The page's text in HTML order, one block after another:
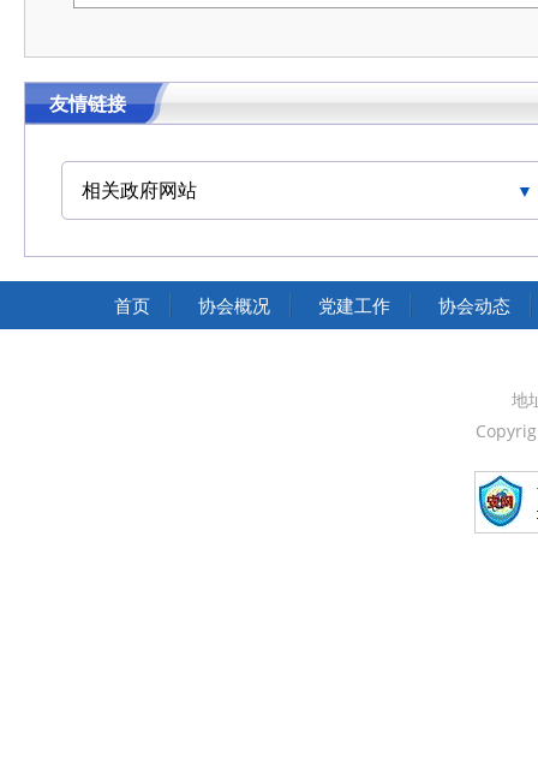
友情链接
相关政府网站
中国交通运输协会官网
首页 协会概况 党建工作 协会动态
地